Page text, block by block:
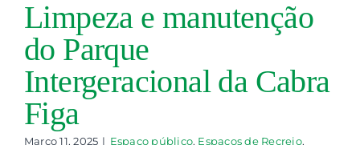
Infantis
Limpeza e manutenção
do Parque
Intergeracional da Cabra
Figa
Março 11, 2025 | Espaço público, Espaços de Recreio,